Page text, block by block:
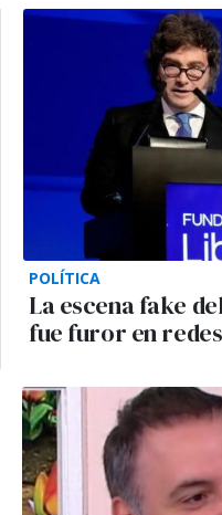
POLÍTICA
La escena fake
fue furor en redes